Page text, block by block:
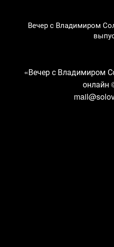
Вечер с Владимиром
«Вечер с Владимиром
онлайн